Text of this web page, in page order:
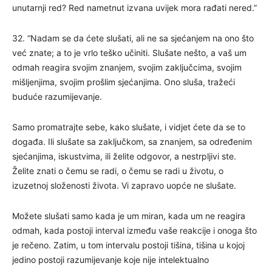
unutarnji red? Red nametnut izvana uvijek mora rađati nered.”
32. “Nadam se da ćete slušati, ali ne sa sjećanjem na ono što
već znate; a to je vrlo teško učiniti. Slušate nešto, a vaš um
odmah reagira svojim znanjem, svojim zaključcima, svojim
mišljenjima, svojim prošlim sjećanjima. Ono sluša, tražeći
buduće razumijevanje.
Samo promatrajte sebe, kako slušate, i vidjet ćete da se to
događa. Ili slušate sa zaključkom, sa znanjem, sa određenim
sjećanjima, iskustvima, ili želite odgovor, a nestrpljivi ste.
Želite znati o čemu se radi, o čemu se radi u životu, o
izuzetnoj složenosti života. Vi zapravo uopće ne slušate.
Možete slušati samo kada je um miran, kada um ne reagira
odmah, kada postoji interval između vaše reakcije i onoga što
je rečeno. Zatim, u tom intervalu postoji tišina, tišina u kojoj
jedino postoji razumijevanje koje nije intelektualno